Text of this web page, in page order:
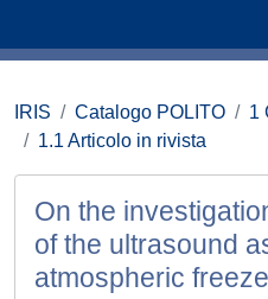
IRIS Catalogo POLITO
1
1.1 Articolo in rivista
On the
of the ultrasound
atmospheric